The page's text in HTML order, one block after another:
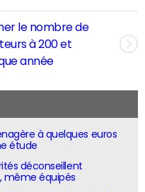
le nombre de
à 200 et
année
à quelques euros
étude
déconseillent
même équipés